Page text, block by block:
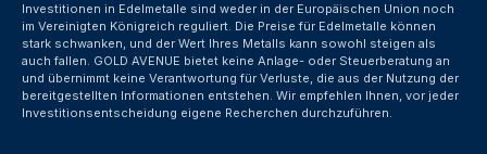
Investitionen in Edelmetalle sind weder in der Europäischen Union noch
im Vereinigten Königreich reguliert. Die Preise für Edelmetalle können
stark schwanken, und der Wert Ihres Metalls kann sowohl steigen als
auch fallen. GOLD AVENUE bietet keine Anlage- oder Steuerberatung an
und übernimmt keine Verantwortung für Verluste, die aus der Nutzung der
bereitgestellten Informationen entstehen. Wir empfehlen Ihnen, vor jeder
Investitionsentscheidung eigene Recherchen durchzuführen.